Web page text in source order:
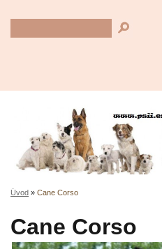
Úvod » Cane Corso
Cane Corso